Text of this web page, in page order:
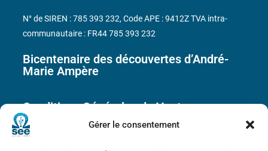
Gérer le consentement
Bicentenaire des découvertes d’André-
Marie Ampère
Conditions Générales de Vente
N° de SIREN : 785 393 232, Code APE : 9412Z TVA intra-
communautaire : FR44 785 393 232